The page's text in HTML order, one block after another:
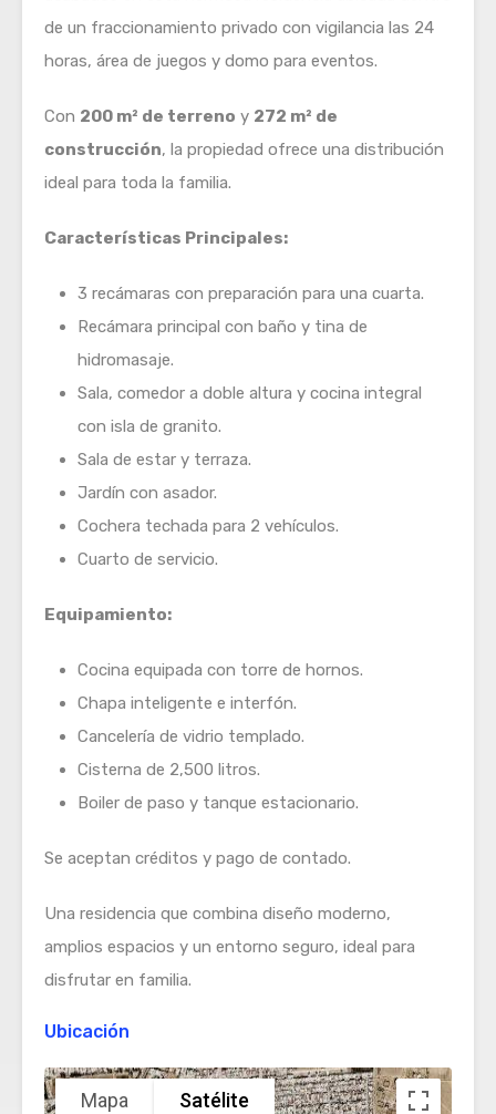
de un fraccionamiento privado con vigilancia las 24
horas, área de juegos y domo para eventos.
Con 200 m² de terreno y 272 m² de
construcción, la propiedad ofrece una distribución
ideal para toda la familia.
Características Principales:
3 recámaras con preparación para una cuarta.
Recámara principal con baño y tina de
hidromasaje.
Sala, comedor a doble altura y cocina integral
con isla de granito.
Sala de estar y terraza.
Jardín con asador.
Cochera techada para 2 vehículos.
Cuarto de servicio.
Equipamiento:
Cocina equipada con torre de hornos.
Chapa inteligente e interfón.
Cancelería de vidrio templado.
Cisterna de 2,500 litros.
Boiler de paso y tanque estacionario.
Se aceptan créditos y pago de contado.
Una residencia que combina diseño moderno,
amplios espacios y un entorno seguro, ideal para
disfrutar en familia.
Ubicación
Mapa Satélite